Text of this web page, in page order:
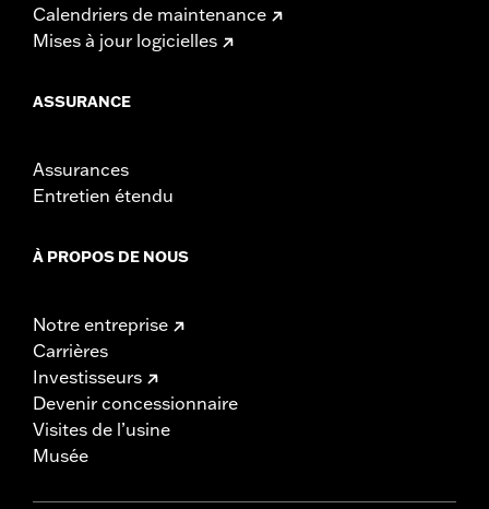
Calendriers de maintenance
Mises à jour logicielles
ASSURANCE
Assurances
Entretien étendu
À PROPOS DE NOUS
Notre entreprise
Carrières
Investisseurs
Devenir concessionnaire
Visites de l’usine
Musée